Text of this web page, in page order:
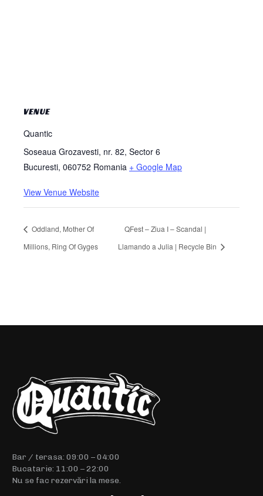
VENUE
Quantic
Soseaua Grozavesti, nr. 82, Sector 6
Bucuresti, 060752 Romania + Google Map
View Venue Website
Oddland, Mother Of
Millions, Ring Of Gyges
QFest – Ziua I – Scandal |
Llamando a Julia | Recycle Bin
Bar / terasa: 09:00 – 04:00
Bucatarie: 11:00 – 22:00
Nu se fac rezervări la mese.